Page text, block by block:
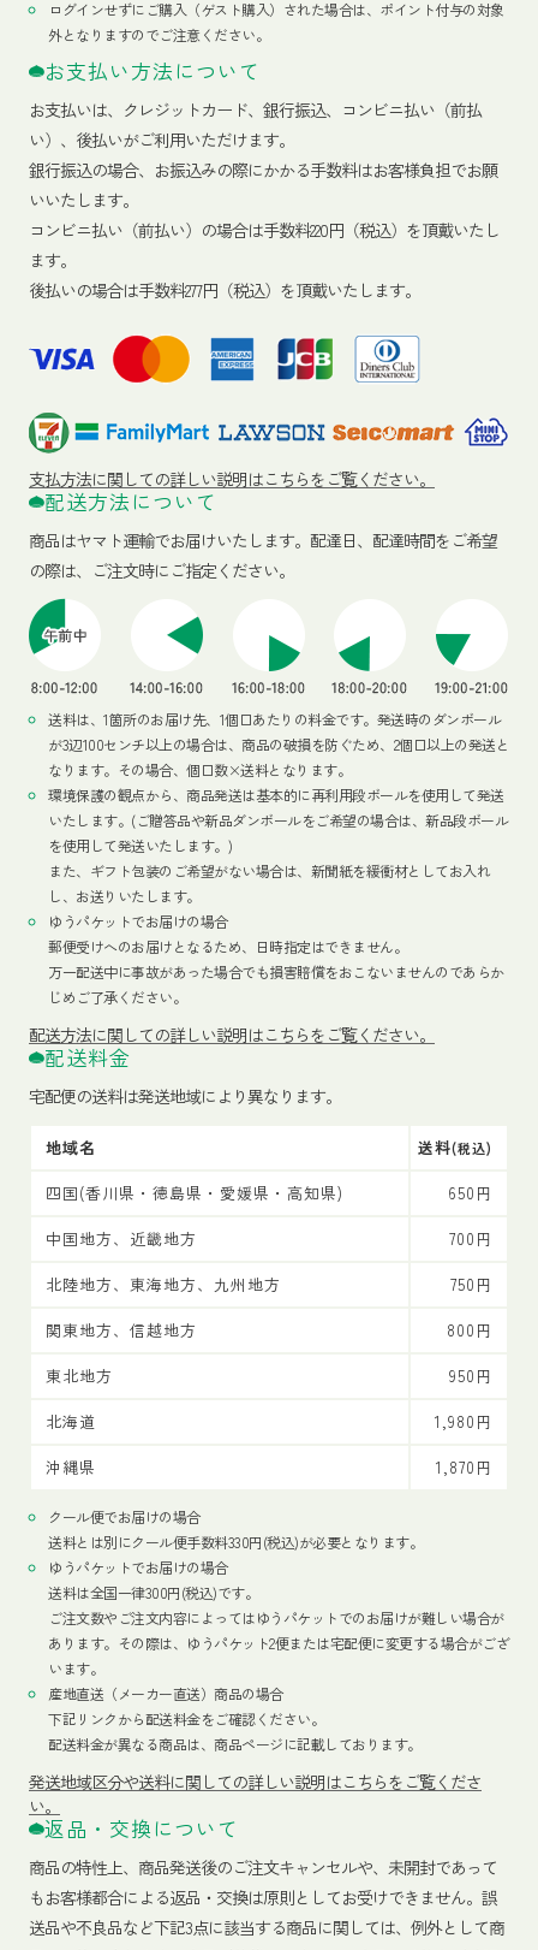
ログインせずにご購入（ゲスト購入）された場合は、ポイント付与の対象
外となりますのでご注意ください。
お支払い方法について
お支払いは、クレジットカード、銀行振込、コンビニ払い（前払
い）、後払いがご利用いただけます。
銀行振込の場合、お振込みの際にかかる手数料はお客様負担でお願
いいたします。
コンビニ払い（前払い）の場合は手数料220円（税込）を頂戴いたし
ます。
後払いの場合は手数料277円（税込）を頂戴いたします。
支払方法に関しての詳しい説明はこちらをご覧ください。
配送方法について
商品はヤマト運輸でお届けいたします。 配達日、配達時間をご希望
の際は、ご注文時にご指定ください。
送料は、1箇所のお届け先、1個口あたりの料金です。発送時のダンボール
が3辺100センチ以上の場合は、商品の破損を防ぐため、2個口以上の発送と
なります。その場合、個口数×送料となります。
環境保護の観点から、商品発送は基本的に再利用段ボールを使用して発送
いたします。(ご贈答品や新品ダンボールをご希望の場合は、新品段ボール
を使用して発送いたします。)
また、ギフト包装のご希望がない場合は、新聞紙を緩衝材としてお入れ
し、お送りいたします。
ゆうパケットでお届けの場合
郵便受けへのお届けとなるため、日時指定はできません。
万一配送中に事故があった場合でも損害賠償をおこないませんのであらか
じめご了承ください。
配送方法に関しての詳しい説明はこちらをご覧ください。
配送料金
宅配便の送料は発送地域により異なります。
地域名 送料(税込)
四国(香川県・徳島県・愛媛県・高知県)
650円
中国地方、近畿地方
700円
北陸地方、東海地方、九州地方
750円
関東地方、信越地方
800円
東北地方
950円
北海道
1,980円
沖縄県
1,870円
クール便でお届けの場合
送料とは別にクール便手数料330円(税込)が必要となります。
ゆうパケットでお届けの場合
送料は全国一律300円(税込)です。
ご注文数やご注文内容によってはゆうパケットでのお届けが難しい場合が
あります。その際は、ゆうパケット2便または宅配便に変更する場合がござ
います。
産地直送（メーカー直送）商品の場合
下記リンクから配送料金をご確認ください。
配送料金が異なる商品は、商品ページに記載しております。
発送地域区分や送料に関しての詳しい説明はこちらをご覧くださ
い。
返品・交換について
商品の特性上、商品発送後のご注文キャンセルや、未開封であって
もお客様都合による返品・交換は原則としてお受けできません。誤
送品や不良品など下記3点に該当する商品に関しては、例外として商